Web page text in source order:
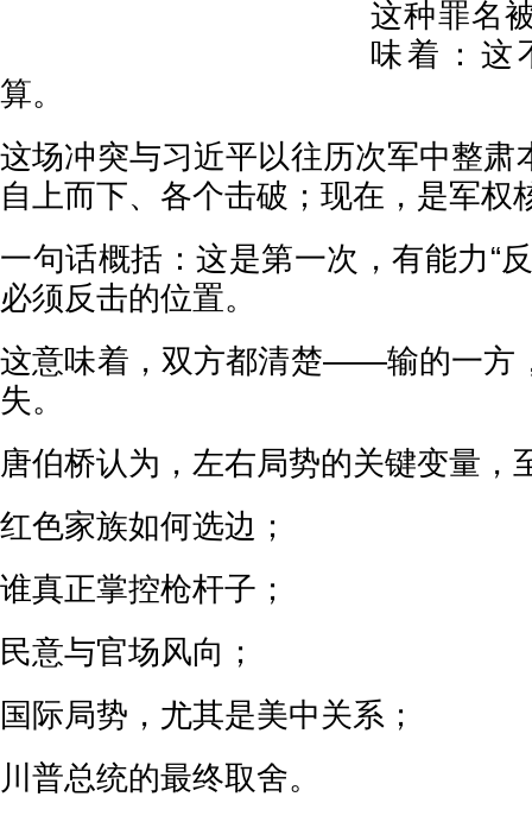
这种罪名
味着：这
算。
这场冲突与习近平以往历次军中整肃
自上而下、各个击破；现在，是军权
一句话概括：这是第一次，有能力“
必须反击的位置。
这意味着，双方都清楚——输的一方
失。
唐伯桥认为，左右局势的关键变量，
红色家族如何选边；
谁真正掌控枪杆子；
民意与官场风向；
国际局势，尤其是美中关系；
川普总统的最终取舍。